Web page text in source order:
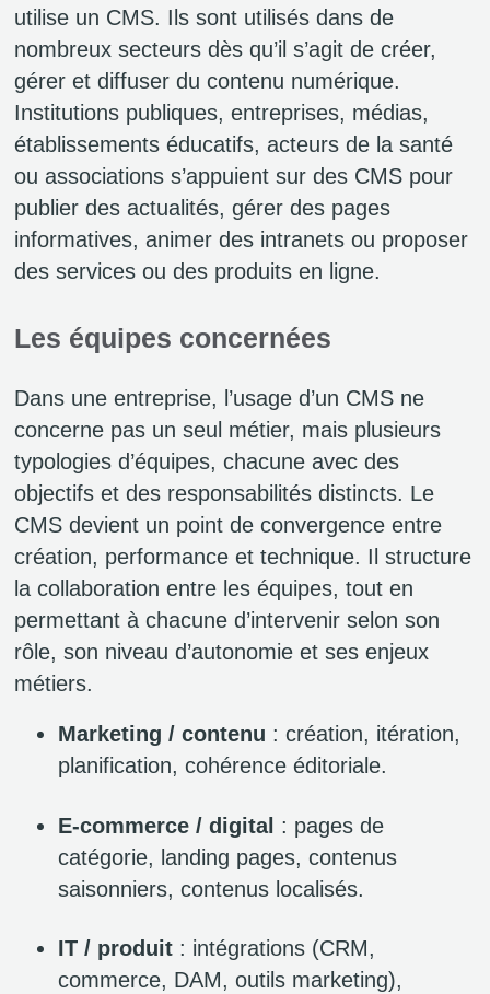
utilise un CMS. Ils sont utilisés dans de
nombreux secteurs dès qu’il s’agit de créer,
gérer et diffuser du contenu numérique.
Institutions publiques, entreprises, médias,
établissements éducatifs, acteurs de la santé
ou associations s’appuient sur des CMS pour
publier des actualités, gérer des pages
informatives, animer des intranets ou proposer
des services ou des produits en ligne.
Les équipes concernées
Dans une entreprise, l’usage d’un CMS ne
concerne pas un seul métier, mais plusieurs
typologies d’équipes, chacune avec des
objectifs et des responsabilités distincts. Le
CMS devient un point de convergence entre
création, performance et technique. Il structure
la collaboration entre les équipes, tout en
permettant à chacune d’intervenir selon son
rôle, son niveau d’autonomie et ses enjeux
métiers.
Marketing / contenu : création, itération,
planification, cohérence éditoriale.
E‑commerce / digital : pages de
catégorie, landing pages, contenus
saisonniers, contenus localisés.
IT / produit : intégrations (CRM,
commerce, DAM, outils marketing),